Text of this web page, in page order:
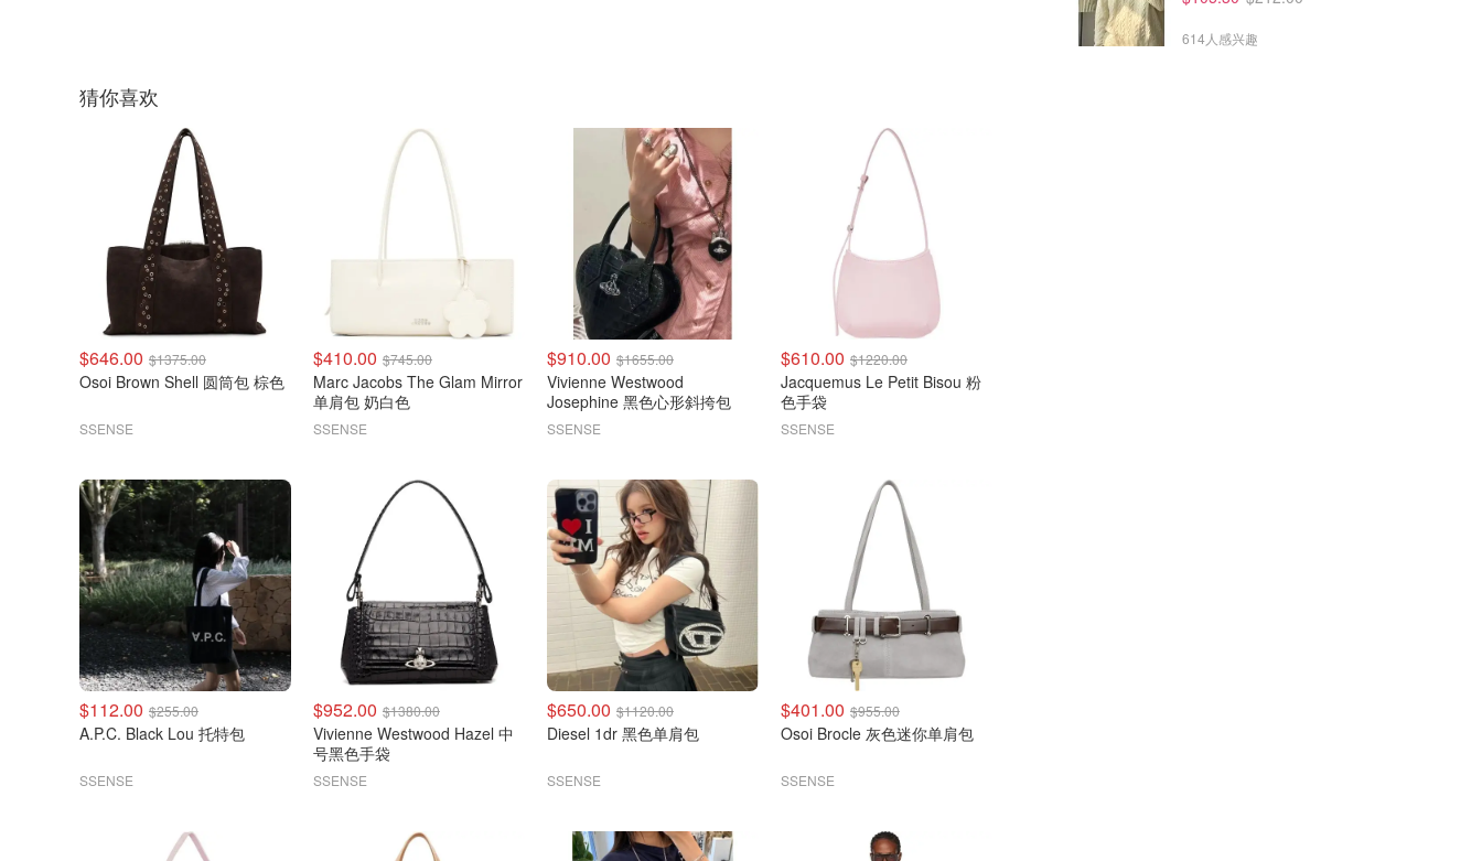
猜你喜欢
$646.00 $1375.00
Osoi Brown Shell 圆筒包 棕色
SSENSE
$410.00 $745.00
Marc Jacobs The Glam Mirror
单肩包 奶白色
SSENSE
$910.00 $1655.00
Vivienne Westwood
Josephine 黑色心形斜挎包
SSENSE
$610.00 $1220.00
Jacquemus Le Petit Bisou 粉
色手袋
SSENSE
$112.00 $255.00
A.P.C. Black Lou 托特包
SSENSE
$952.00 $1380.00
Vivienne Westwood Hazel 中
号黑色手袋
SSENSE
$650.00 $1120.00
Diesel 1dr 黑色单肩包
SSENSE
$401.00 $955.00
Osoi Brocle 灰色迷你单肩包
SSENSE
614人感兴趣